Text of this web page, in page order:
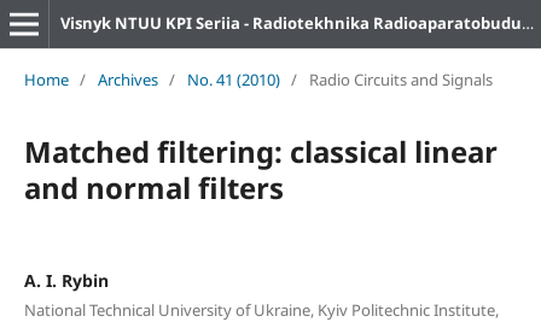
Visnyk NTUU KPI Seriia - Radiotekhnika Radioaparatobuduvannia
Home / Archives / No. 41 (2010) / Radio Circuits and Signals
Matched filtering: classical linear
and normal filters
A. I. Rybin
National Technical University of Ukraine, Kyiv Politechnic Institute,